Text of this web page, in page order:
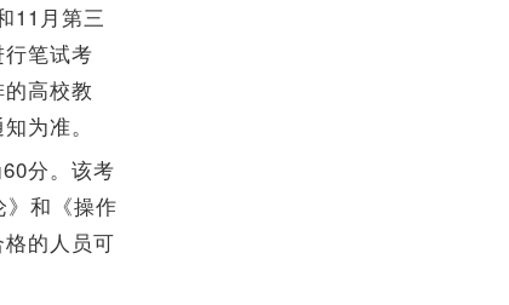
11月第三
笔试考
高校教
为准。
分。该考
和《操作
的人员可